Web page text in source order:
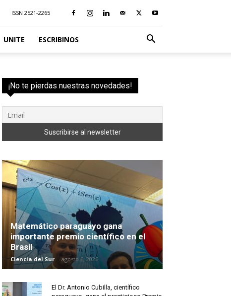
ISSN 2521-2265
UNITE ESCRIBINOS
¡No te pierdas nuestras novedades!
Matemático paraguayo gana
importante premio científico en el
Brasil
Ciencia del Sur - agosto 6, 2026
El Dr. Antonio Cubilla, científico